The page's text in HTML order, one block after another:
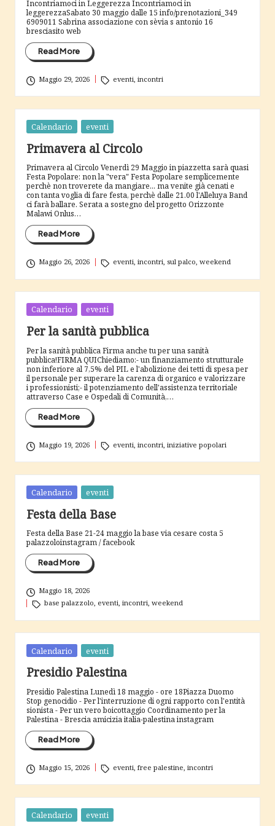
c
i
a
Incontriamoci in Leggerezza Incontriamoci in
leggerezzaSabato 30 maggio dalle 15 info/prenotazioni_349
6909011 Sabrina associazione con sèvia s antonio 16
bresciasito web
Read More
Maggio 29, 2026
Tags: eventi,incontri
Posted
inCalendario eventi
Primavera al Circolo
Primavera al Circolo Venerdì 29 Maggio in piazzetta sarà quasi
Festa Popolare: non la "vera" Festa Popolare semplicemente
perchè non troverete da mangiare... ma venite già cenati e
con tanta voglia di fare festa, perchè dalle 21.00 l'Alleluya Band
ci farà ballare. Serata a sostegno del progetto Orizzonte
Malawi Onlus…
Read More
Maggio 26, 2026
Tags: eventi,incontri, sul palco,weekend
Posted
inCalendario eventi
Per la sanità pubblica
Per la sanità pubblica Firma anche tu per una sanità
pubblica!FIRMA QUIChiediamo:- un finanziamento strutturale
non inferiore al 7,5% del PIL e l'abolizione dei tetti di spesa per
il personale per superare la carenza di organico e valorizzare
i professionisti;- il potenziamento dell'assistenza territoriale
attraverso Case e Ospedali di Comunità,…
Read More
Maggio 19, 2026
Tags: eventi,incontri,iniziative popolari
Posted
inCalendario eventi
Festa della Base
Festa della Base 21-24 maggio la base via cesare costa 5
palazzoloinstagram / facebook
Read More
Maggio 18, 2026
Tags:
base palazzolo, eventi,incontri,weekend
Posted
inCalendario eventi
Presidio Palestina
Presidio Palestina Lunedì 18 maggio - ore 18Piazza Duomo
Stop genocidio - Per l'interruzione di ogni rapporto con l'entità
sionista - Per un vero boicottaggio Coordinamento per la
Palestina - Brescia amicizia italia-palestina instagram
Read More
Maggio 15, 2026
Tags: eventi,free palestine,incontri
Posted
inCalendario eventi